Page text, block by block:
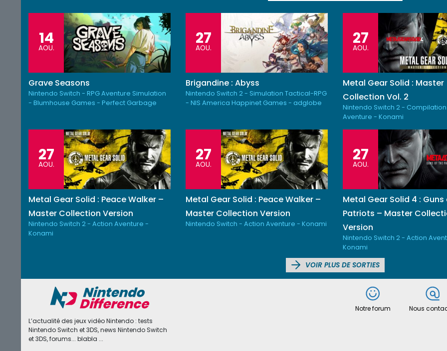
14
AOU.
Grave Seasons
Nintendo Switch - RPG Aventure Simulation
- Blumhouse Games - Perfect Garbage
27
AOU.
Brigandine : Abyss
Nintendo Switch 2 - Simulation Tactical-RPG
- NIS America Happinet Games - adglobe
27
AOU.
Metal Gear Solid : Master
Collection Vol. 2
Nintendo Switch 2 -
Aventure - Konami
27
AOU.
Metal Gear Solid : Peace Walker –
Master Collection Version
Nintendo Switch 2 - Action Aventure -
Konami
27
AOU.
Metal Gear Solid : Peace Walker –
Master Collection Version
Nintendo Switch - Action Aventure - Konami
27
AOU.
Metal Gear Solid 4 :
Patriots – Master
Version
Nintendo Switch 2 - Action
Konami
VOIR PLUS DE SORTIES
L’actualité des jeux vidéo Nintendo : tests
Nintendo Switch et 3DS, news Nintendo Switch
et 3DS, forums... blabla ...
Notre forum Nous